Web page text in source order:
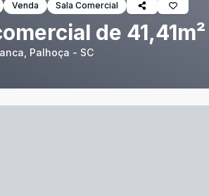
Venda Sala Comercial
de
Palhoça - SC